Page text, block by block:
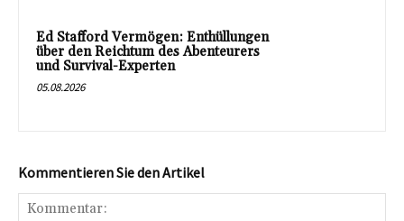
Ed Stafford Vermögen: Enthüllungen
über den Reichtum des Abenteurers
und Survival-Experten
05.08.2026
Kommentieren Sie den Artikel